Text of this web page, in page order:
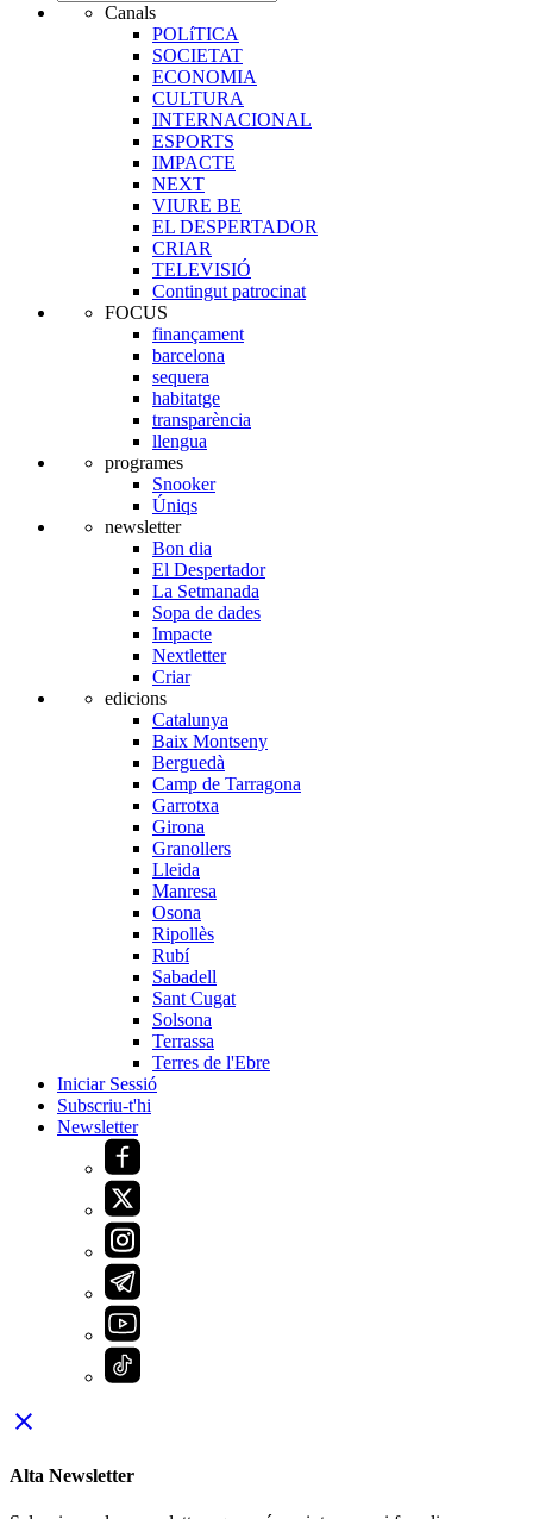
Canals
POLíTICA
SOCIETAT
ECONOMIA
CULTURA
INTERNACIONAL
ESPORTS
IMPACTE
NEXT
VIURE BE
EL DESPERTADOR
CRIAR
TELEVISIÓ
Contingut patrocinat
FOCUS
finançament
barcelona
sequera
habitatge
transparència
llengua
programes
Snooker
Úniqs
newsletter
Bon dia
El Despertador
La Setmanada
Sopa de dades
Impacte
Nextletter
Criar
edicions
Catalunya
Baix Montseny
Berguedà
Camp de Tarragona
Garrotxa
Girona
Granollers
Lleida
Manresa
Osona
Ripollès
Rubí
Sabadell
Sant Cugat
Solsona
Terrassa
Terres de l'Ebre
Iniciar Sessió
Subscriu-t'hi
Newsletter
close
Alta Newsletter